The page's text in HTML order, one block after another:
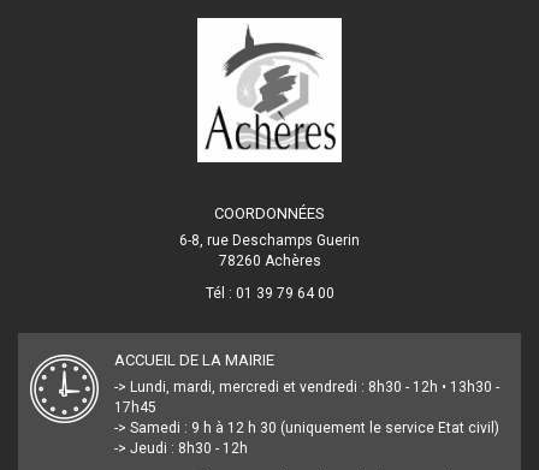
COORDONNÉES
6-8, rue Deschamps Guerin
78260 Achères
Tél : 01 39 79 64 00
ACCUEIL DE LA MAIRIE
-> Lundi, mardi, mercredi et vendredi : 8h30 - 12h • 13h30 -
17h45
-> Samedi : 9 h à 12 h 30 (uniquement le service Etat civil)
-> Jeudi : 8h30 - 12h